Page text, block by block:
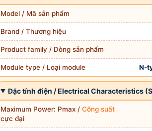
Model / Mã sản phẩm
Brand / Thương hiệu
Product family / Dòng sản phẩm
Module type / Loại module N-
Đặc tính điện / Electrical Characteristics
Maximum Power: Pmax /Công suất
cực đại